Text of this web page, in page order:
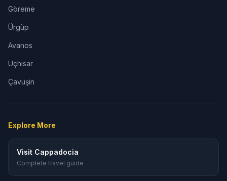
Göreme
Ürgüp
Avanos
Uçhisar
Çavuşin
Explore More
Visit Cappadocia
Complete travel guide